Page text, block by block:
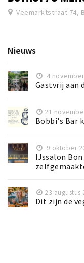
Veemarktstraat 74,
Nieuws
4
Gastvrij aan
21
Bobbi's Bar
9 oktober
IJssalon
23 augustus
Dit zijn de